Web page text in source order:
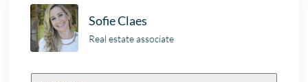
Sofie Claes
Real estate associate